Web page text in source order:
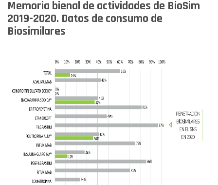
Memoria bienal de actividades de BioSim
2019-2020. Datos de consumo de
Biosimilares